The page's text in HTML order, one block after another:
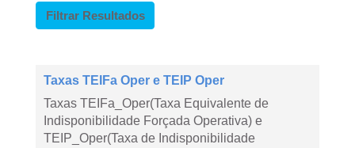
Filtrar Resultados
Taxas TEIFa Oper e TEIP Oper
Taxas TEIFa_Oper(Taxa Equivalente de
Indisponibilidade Forçada Operativa) e
TEIP_Oper(Taxa de Indisponibilidade